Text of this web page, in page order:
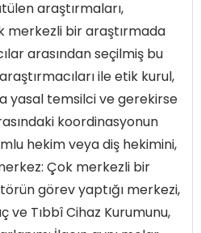
araştırmaları,
merkezli bir araştırmada
arasından seçilmiş bu
ile etik kurul,
yasal temsilci ve gerekirse
koordinasyonun
hekim veya diş hekimini,
Çok merkezli bir
görev yaptığı merkezi,
ve Tıbbî Cihaz Kurumunu,